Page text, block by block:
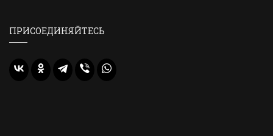
ПРИСОЕДИНЯЙТЕСЬ